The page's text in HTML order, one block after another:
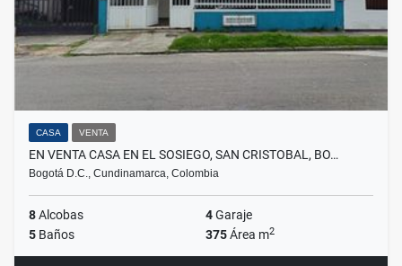
CASA VENTA
EN VENTA CASA EN EL SOSIEGO, SAN CRISTOBAL, BO…
Bogotá D.C., Cundinamarca, Colombia
8Alcobas 4Garaje
5 Baños 375Área m2